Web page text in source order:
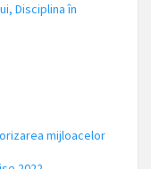
Disciplina în
mijloacelor